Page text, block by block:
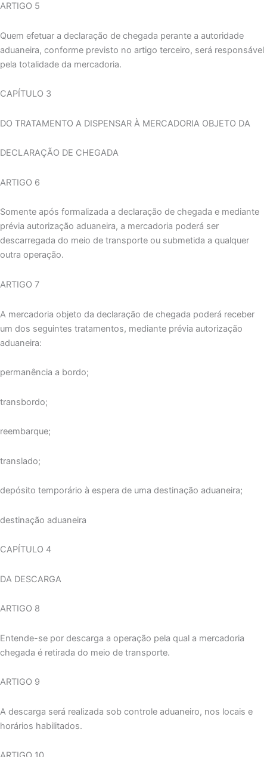
ARTIGO 5
Quem efetuar a declaração de chegada perante a autoridade
aduaneira, conforme previsto no artigo terceiro, será responsável
pela totalidade da mercadoria.
CAPÍTULO 3
DO TRATAMENTO A DISPENSAR À MERCADORIA OBJETO DA
DECLARAÇÃO DE CHEGADA
ARTIGO 6
Somente após formalizada a declaração de chegada e mediante
prévia autorização aduaneira, a mercadoria poderá ser
descarregada do meio de transporte ou submetida a qualquer
outra operação.
ARTIGO 7
A mercadoria objeto da declaração de chegada poderá receber
um dos seguintes tratamentos, mediante prévia autorização
aduaneira:
permanência a bordo;
transbordo;
reembarque;
translado;
depósito temporário à espera de uma destinação aduaneira;
destinação aduaneira
CAPÍTULO 4
DA DESCARGA
ARTIGO 8
Entende-se por descarga a operação pela qual a mercadoria
chegada é retirada do meio de transporte.
ARTIGO 9
A descarga será realizada sob controle aduaneiro, nos locais e
horários habilitados.